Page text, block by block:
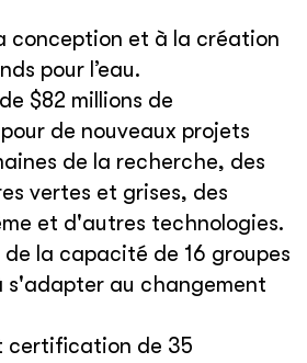
conception et à la création
pour l’eau.
$82 millions de
de nouveaux projets
de la recherche, des
vertes et grises, des
et d'autres technologies.
la capacité de 16 groupes
s'adapter au changement
certification de 35